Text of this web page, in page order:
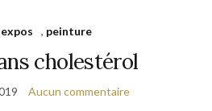
expos , peinture
cholestérol
Aucun commentaire